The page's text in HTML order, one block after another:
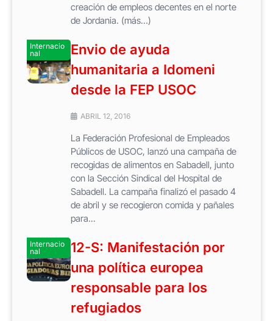
creación de empleos decentes en el norte
de Jordania. (más…)
Internacio
nal
Envio de ayuda
humanitaria a Idomeni
desde la FEP USOC
ABRIL 12, 2016
La Federación Profesional de Empleados
Públicos de USOC, lanzó una campaña de
recogidas de alimentos en Sabadell, junto
con la Sección Sindical del Hospital de
Sabadell. La campaña finalizó el pasado 4
de abril y se recogieron comida y pañales
para...
Internacio
nal
12-S: Manifestación por
una política europea
responsable para los
refugiados